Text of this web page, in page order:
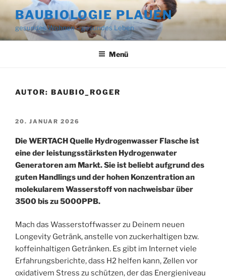
Inhalt
springen
BAUBIOLOGIE PLAUEN
gesundes Wohnen – gesundes Leben
Menü
AUTOR: BAUBIO_ROGER
VERÖFFENTLICHT
20. JANUAR 2026
Die WERTACH Quelle Hydrogenwasser Flasche ist
eine der leistungsstärksten Hydrogenwater
Generatoren am Markt. Sie ist beliebt aufgrund des
guten Handlings und der hohen Konzentration an
molekularem Wasserstoff von nachweisbar über
3500 bis zu 5000PPB.
Mach das Wasserstoffwasser zu Deinem neuen
Longevity Getränk, anstelle von zuckerhaltigen bzw.
koffeinhaltigen Getränken. Es gibt im Internet viele
Erfahrungsberichte, dass H2 helfen kann, Zellen vor
oxidativem Stress zu schützen, der das Energieniveau